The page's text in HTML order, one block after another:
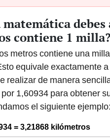
contiene 1 milla?
metros contiene una
equivale exactamente
realizar de manera
1,60934 para obtener
el siguiente ejemplo:
= 3,21868 kilómetros